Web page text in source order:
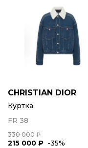
CHRISTIAN DIOR
Куртка
FR 38
330 000 ₽
215 000 ₽ -35%